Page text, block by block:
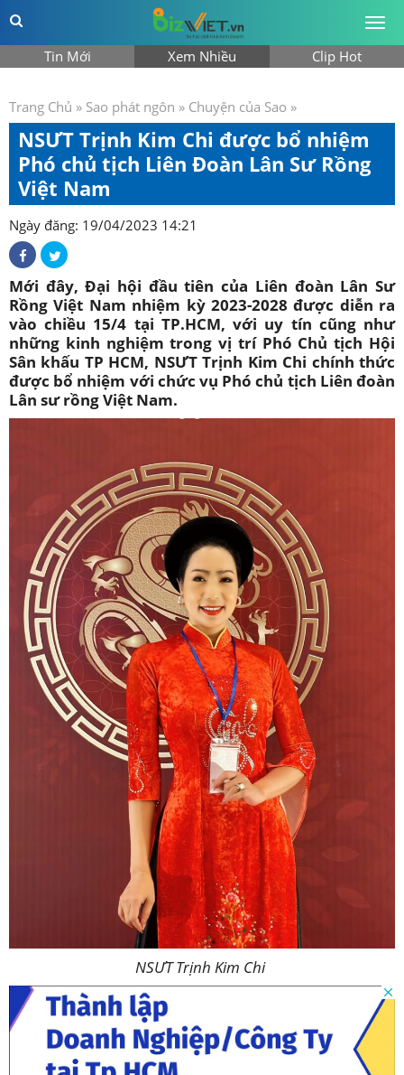
Tin Mới Xem Nhiều Clip Hot
Trang Chủ » Sao phát ngôn » Chuyện của Sao »
NSƯT Trịnh Kim Chi được bổ nhiệm
Phó chủ tịch Liên Đoàn Lân Sư Rồng
Việt Nam
Ngày đăng: 19/04/2023 14:21
Mới đây, Đại hội đầu tiên của Liên đoàn Lân Sư
Rồng Việt Nam nhiệm kỳ 2023-2028 được diễn ra
vào chiều 15/4 tại TP.HCM, với uy tín cũng như
những kinh nghiệm trong vị trí Phó Chủ tịch Hội
Sân khấu TP HCM, NSƯT Trịnh Kim Chi chính thức
được bổ nhiệm với chức vụ Phó chủ tịch Liên đoàn
Lân sư rồng Việt Nam.
NSƯT Trịnh Kim Chi